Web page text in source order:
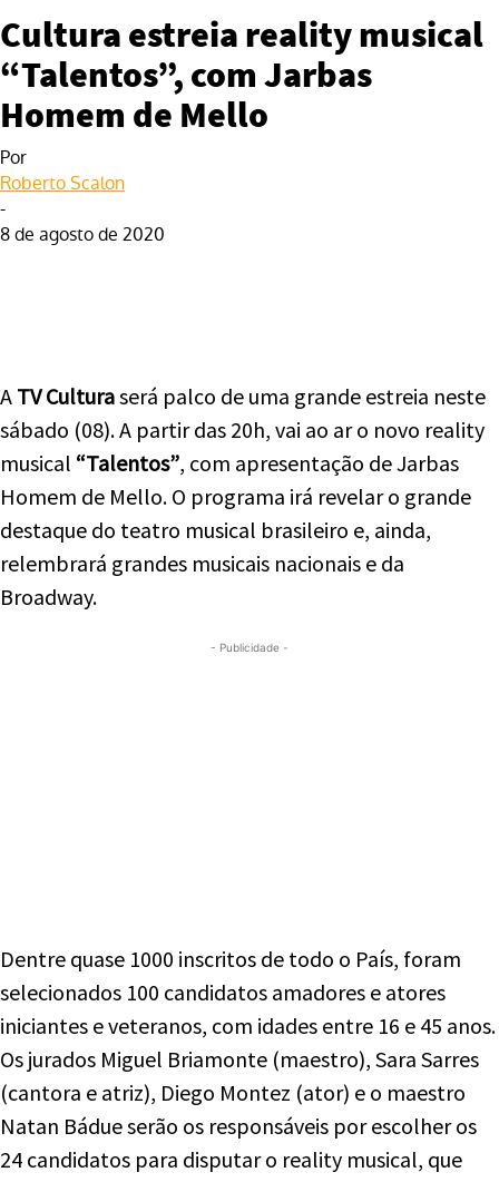
Cultura estreia reality musical
“Talentos”, com Jarbas
Homem de Mello
Por
Roberto Scalon
-
8 de agosto de 2020
A TV Culturaserá palco de uma grande estreia neste
sábado (08). A partir das 20h, vai ao ar o novo reality
musical “Talentos”, com apresentação de Jarbas
Homem de Mello. O programa irá revelar o grande
destaque do teatro musical brasileiro e, ainda,
relembrará grandes musicais nacionais e da
Broadway.
- Publicidade -
Dentre quase 1000 inscritos de todo o País, foram
selecionados 100 candidatos amadores e atores
iniciantes e veteranos, com idades entre 16 e 45 anos.
Os jurados Miguel Briamonte (maestro), Sara Sarres
(cantora e atriz), Diego Montez (ator) e o maestro
Natan Bádue serão os responsáveis por escolher os
24 candidatos para disputar o reality musical, que